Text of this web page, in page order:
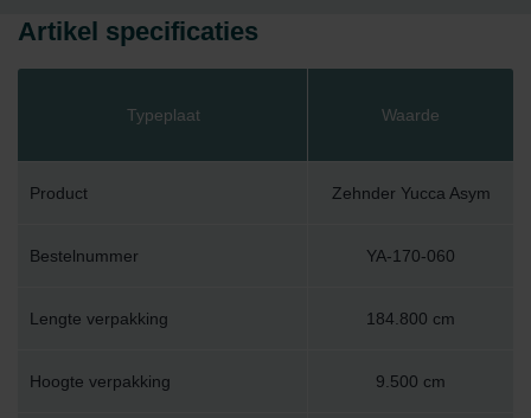
Artikel specificaties
Typeplaat Waarde
Product Zehnder Yucca Asym
Bestelnummer YA-170-060
Lengte verpakking 184.800 cm
Hoogte verpakking 9.500 cm